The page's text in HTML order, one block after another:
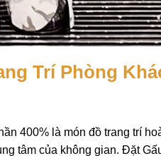
Trí Phòng
400% là món đồ trang trí
tâm của không gian. Đặt